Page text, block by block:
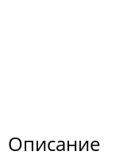
Описание